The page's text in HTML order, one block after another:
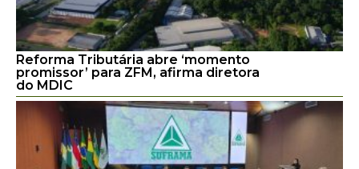
Reforma Tributária abre ‘momento
promissor’ para ZFM, afirma diretora
do MDIC